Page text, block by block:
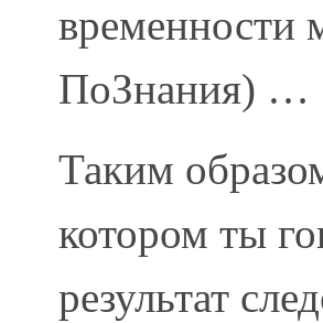
временности
ПоЗнания) …
Таким
котором ты
результат